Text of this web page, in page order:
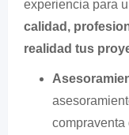
experiencia para
calidad,
realidad tus